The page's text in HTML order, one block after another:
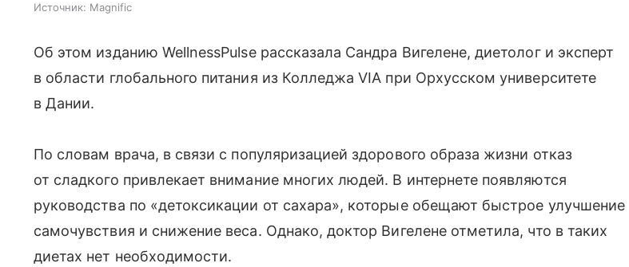
Источник: Magnific
Об этом изданию WellnessPulse рассказала Сандра Вигелене, диетолог и эксперт
в области глобального питания из Колледжа VIA при Орхусском университете
в Дании.
По словам врача, в связи с популяризацией здорового образа жизни отказ
от сладкого привлекает внимание многих людей. В интернете появляются
руководства по «детоксикации от сахара», которые обещают быстрое улучшение
самочувствия и снижение веса. Однако, доктор Вигелене отметила, что в таких
диетах нет необходимости.